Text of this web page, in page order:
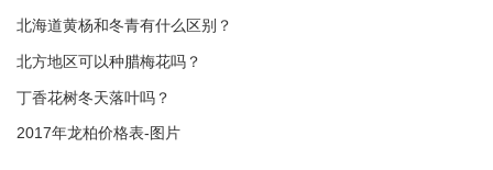
北海道黄杨和冬青有什么区别？
北方地区可以种腊梅花吗？
丁香花树冬天落叶吗？
2017年龙柏价格表-图片